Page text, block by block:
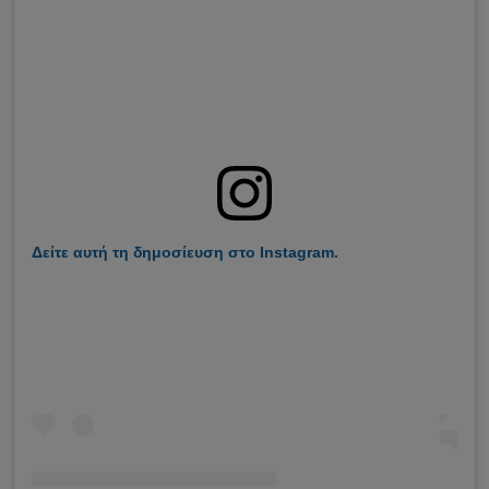
Δείτε αυτή τη δημοσίευση στο Instagram.